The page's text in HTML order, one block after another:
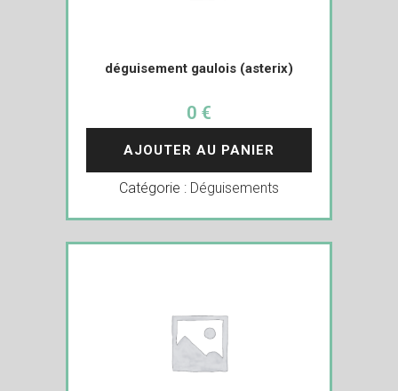
déguisement gaulois (asterix)
0 €
AJOUTER AU PANIER
Catégorie : Déguisements